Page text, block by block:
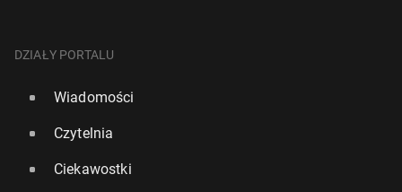
DZIAŁY PORTALU
Wiadomości
Czytelnia
Ciekawostki